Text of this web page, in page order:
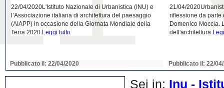
26/04/2020Nei mesi passati abbiamo istituito la
Community "Porti città territori", avviando un progetto di
collaborazione con Assoporti e Anci. L’emergenza della
pandemia ci haLeggi tutto
Pubblicato il: 21/04/2020
26/04/2020“Non
polveri sottili con i
ricercatori abbiano
Leggi tutto
Pubblicato il: 21/
Sei in: Inu -